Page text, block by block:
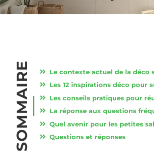
SOMMAIRE
Questions et réponses